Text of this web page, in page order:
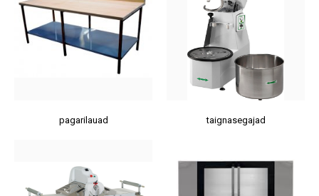
pagarilauad taignasegajad